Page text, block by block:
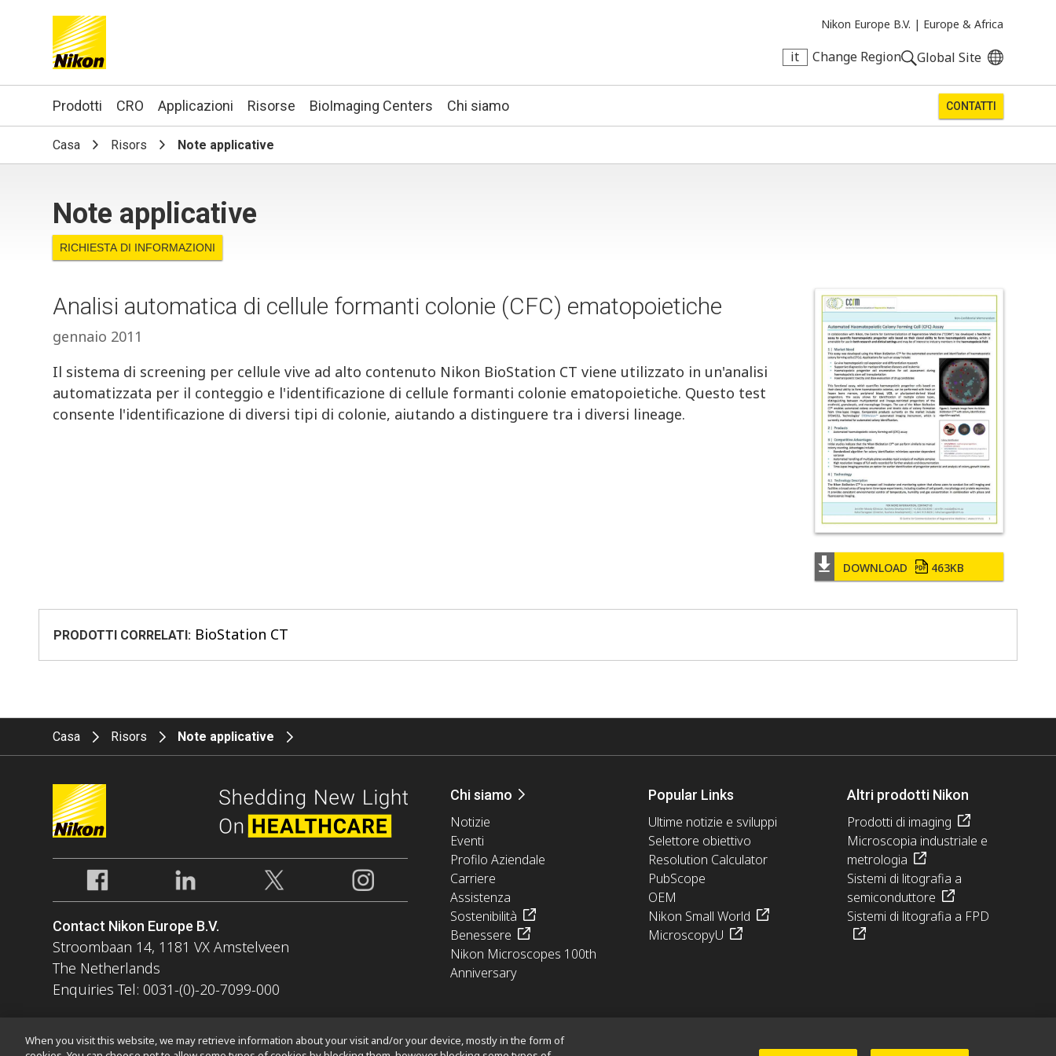
Nikon Europe B.V. | Europe & Africa
it Change Region Global Site
Search keyword(s)
Prodotti CRO Applicazioni Risorse BioImaging Centers Chi siamo CONTATTI
Casa Risors Note applicative
Note applicative
RICHIESTA DI INFORMAZIONI
DOWNLOAD 463KB
Analisi automatica di cellule formanti colonie (CFC) ematopoietiche
gennaio 2011
Il sistema di screening per cellule vive ad alto contenuto Nikon BioStation CT viene utilizzato in un'analisi
automatizzata per il conteggio e l'identificazione di cellule formanti colonie ematopoietiche. Questo test
consente l'identificazione di diversi tipi di colonie, aiutando a distinguere tra i diversi lineage.
PRODOTTI CORRELATI: BioStation CT
Casa Risors Note applicative
Contact Nikon Europe B.V.
Stroombaan 14, 1181 VX Amstelveen
The Netherlands
Enquiries Tel: 0031-(0)-20-7099-000
Chi siamo
Notizie
Eventi
Profilo Aziendale
Carriere
Assistenza
Sostenibilità
Benessere
Nikon Microscopes 100th
Anniversary
Popular Links
Ultime notizie e sviluppi
Selettore obiettivo
Resolution Calculator
PubScope
OEM
Nikon Small World
MicroscopyU
Altri prodotti Nikon
Prodotti di imaging
Microscopia industriale e
metrologia
Sistemi di litografia a
semiconduttore
Sistemi di litografia a FPD
When you visit this website, we may retrieve information about your visit and/or your device, mostly in the form of